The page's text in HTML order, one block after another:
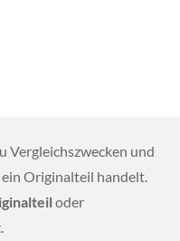
Vergleichszwecken und
ein Originalteil handelt.
oder
.